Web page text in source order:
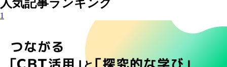
人気記事ランキング
1